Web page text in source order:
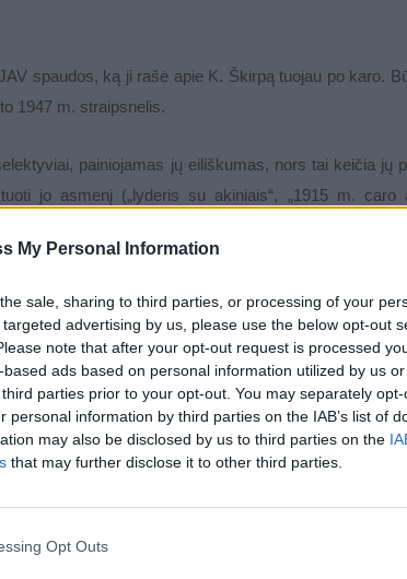
My Personal Information
sale, sharing to third parties, or processing of your
advertising by us, please use the below opt-out
note that after your opt-out request is processed
ads based on personal information utilized by us
parties prior to your opt-out. You may separately
personal information by third parties on the IAB’s list of
may also be disclosed by us to third parties on the
that may further disclose it to other third parties.
Opt Outs
spaudos, ką ji rašė apie K. Škirpą tuojau po karo.
1947 m. straipsnelis.
painiojamas jų eiliškumas, nors tai keičia jų
jo asmenį („lyderis su akiniais“, „1915 m. caro